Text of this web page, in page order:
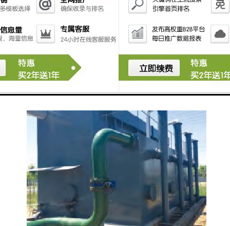
o 能够处理生活系统综合性废水及其相类似的有机
o 采用玻璃钢、不锈钢结构，具有耐腐蚀、抗老化
o 装置施工简单、操作容易，所有机械设备均为自
动化控制，全部装置可设置于地表以；